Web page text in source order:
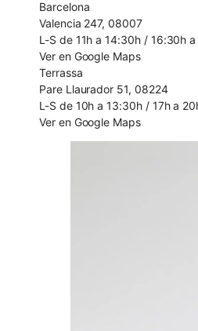
Barcelona
Valencia 247, 08007
L-S de 11h a 14:30h / 16:30h
Ver en Google Maps
Terrassa
Pare Llaurador 51, 08224
L-S de 10h a 13:30h / 17h a
Ver en Google Maps